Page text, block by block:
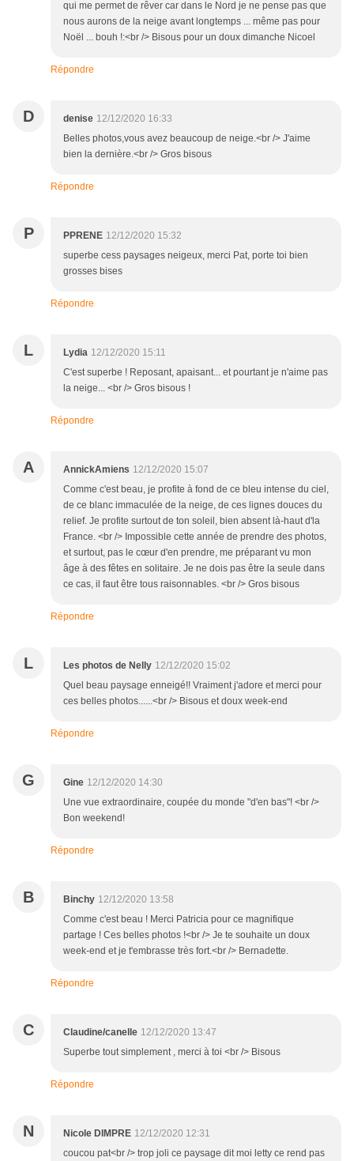
qui me permet de rêver car dans le Nord je ne pense pas que
nous aurons de la neige avant longtemps ... même pas pour
Noël ... bouh !:<br /> Bisous pour un doux dimanche Nicoel
Répondre
D denise 12/12/2020 16:33
Belles photos,vous avez beaucoup de neige.<br /> J'aime
bien la dernière.<br /> Gros bisous
Répondre
P PPRENE 12/12/2020 15:32
superbe cess paysages neigeux, merci Pat, porte toi bien
grosses bises
Répondre
L Lydia 12/12/2020 15:11
C'est superbe ! Reposant, apaisant... et pourtant je n'aime pas
la neige... <br /> Gros bisous !
Répondre
A AnnickAmiens 12/12/2020 15:07
Comme c'est beau, je profite à fond de ce bleu intense du ciel,
de ce blanc immaculée de la neige, de ces lignes douces du
relief. Je profite surtout de ton soleil, bien absent là-haut d'la
France. <br /> Impossible cette année de prendre des photos,
et surtout, pas le cœur d'en prendre, me préparant vu mon
âge à des fêtes en solitaire. Je ne dois pas être la seule dans
ce cas, il faut être tous raisonnables. <br /> Gros bisous
Répondre
L Les photos de Nelly 12/12/2020 15:02
Quel beau paysage enneigé!! Vraiment j'adore et merci pour
ces belles photos......<br /> Bisous et doux week-end
Répondre
G Gine 12/12/2020 14:30
Une vue extraordinaire, coupée du monde "d'en bas"! <br />
Bon weekend!
Répondre
B Binchy 12/12/2020 13:58
Comme c'est beau ! Merci Patricia pour ce magnifique
partage ! Ces belles photos !<br /> Je te souhaite un doux
week-end et je t'embrasse très fort.<br /> Bernadette.
Répondre
C Claudine/canelle 12/12/2020 13:47
Superbe tout simplement , merci à toi <br /> Bisous
Répondre
N Nicole DIMPRE 12/12/2020 12:31
coucou pat<br /> trop joli ce paysage dit moi letty ce rend pas